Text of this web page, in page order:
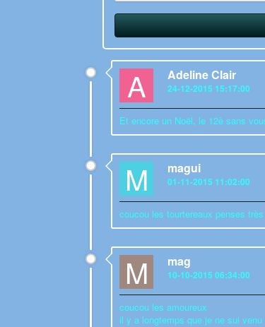
A Adeline Clair
24-12-2015 15:17:00
Et encore un Noël, le 12è sans
M magui
01-11-2015 11:02:00
coucou les tourtereaux penses
M mag
10-10-2015 06:34:00
coucou les amoureux
il y a longtemps que je ne sui